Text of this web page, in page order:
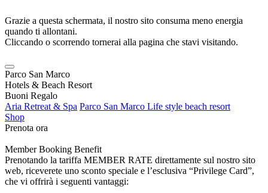
Grazie a questa schermata, il nostro sito consuma meno energia
quando ti allontani.
Cliccando o scorrendo tornerai alla pagina che stavi visitando.
Parco San Marco
Hotels & Beach Resort
Buoni Regalo
Aria Retreat & Spa Parco San Marco Life style beach resort
Shop
Prenota ora
Member Booking Benefit
Prenotando la tariffa MEMBER RATE direttamente sul nostro sito
web, riceverete uno sconto speciale e l’esclusiva “Privilege Card”,
che vi offrirà i seguenti vantaggi: